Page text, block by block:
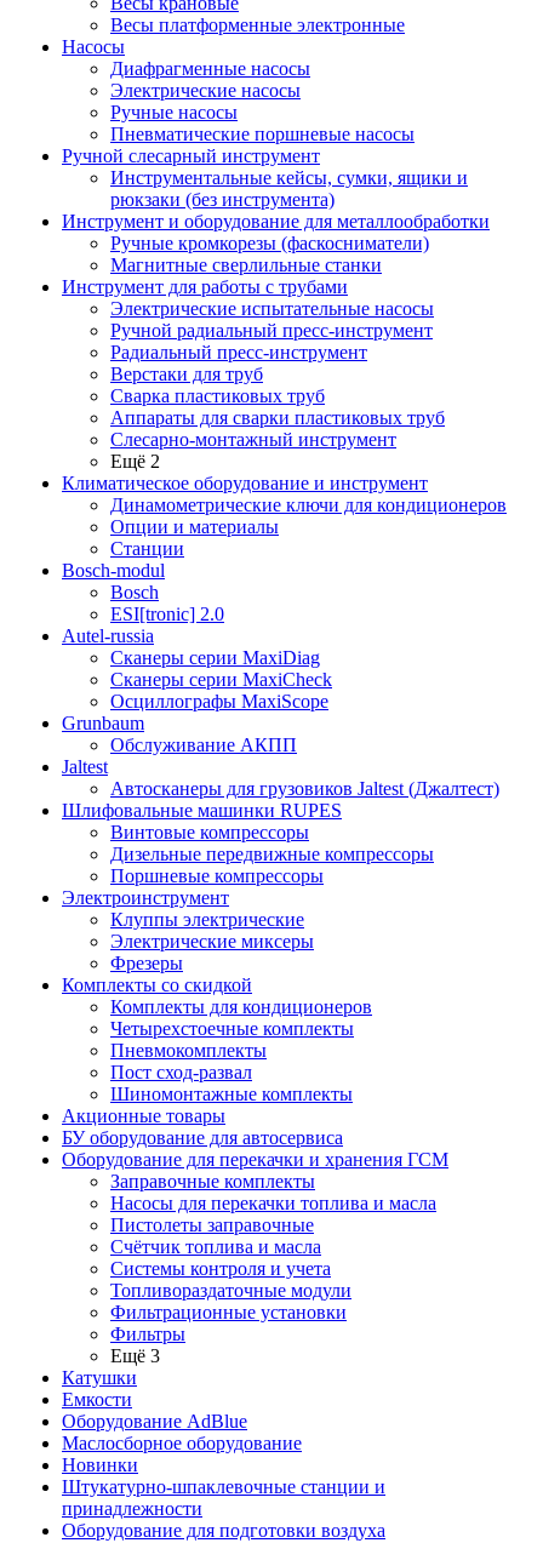
Весы платформенные электронные
Насосы
Диафрагменные насосы
Электрические насосы
Ручные насосы
Пневматические поршневые насосы
Ручной слесарный инструмент
Инструментальные кейсы, сумки, ящики и
рюкзаки (без инструмента)
Инструмент и оборудование для металлообработки
Ручные кромкорезы (фаскосниматели)
Магнитные сверлильные станки
Инструмент для работы с трубами
Электрические испытательные насосы
Ручной радиальный пресс-инструмент
Радиальный пресс-инструмент
Верстаки для труб
Сварка пластиковых труб
Аппараты для сварки пластиковых труб
Слесарно-монтажный инструмент
Ещё 2
Климатическое оборудование и инструмент
Динамометрические ключи для кондиционеров
Опции и материалы
Станции
Bosch-modul
Bosch
ESI[tronic] 2.0
Autel-russia
Сканеры серии MaxiDiag
Сканеры серии MaxiCheck
Осциллографы MaxiScope
Grunbaum
Обслуживание АКПП
Jaltest
Автосканеры для грузовиков Jaltest (Джалтест)
Шлифовальные машинки RUPES
Винтовые компрессоры
Дизельные передвижные компрессоры
Поршневые компрессоры
Электроинструмент
Клуппы электрические
Электрические миксеры
Фрезеры
Комплекты со скидкой
Комплекты для кондиционеров
Четырехстоечные комплекты
Пневмокомплекты
Пост сход-развал
Шиномонтажные комплекты
Акционные товары
БУ оборудование для автосервиса
Оборудование для перекачки и хранения ГСМ
Заправочные комплекты
Насосы для перекачки топлива и масла
Пистолеты заправочные
Счётчик топлива и масла
Системы контроля и учета
Топливораздаточные модули
Фильтрационные установки
Фильтры
Ещё 3
Катушки
Емкости
Оборудование AdBlue
Маслосборное оборудование
Новинки
Штукатурно-шпаклевочные станции и
принадлежности
Оборудование для подготовки воздуха